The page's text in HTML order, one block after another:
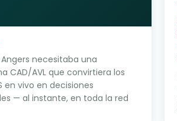
Angers necesitaba una
CAD/AVL que convirtiera los
en vivo en decisiones
— al instante, en toda la red